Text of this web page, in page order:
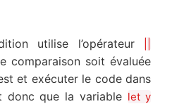
utilise l’opérateur
comparaison soit évaluée
et exécuter le code dans
donc que la variable let y